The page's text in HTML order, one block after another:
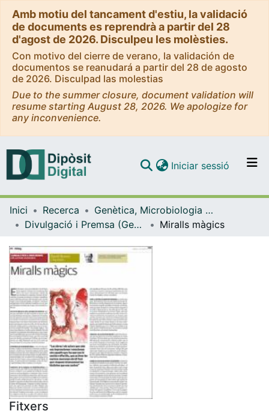
Amb motiu del tancament d'estiu, la validació
de documents es reprendrà a partir del 28
d'agost de 2026. Disculpeu les molèsties.
Con motivo del cierre de verano, la validación de
documentos se reanudará a partir del 28 de agosto
de 2026. Disculpad las molestias
Due to the summer closure, document validation will
resume starting August 28, 2026. We apologize for
any inconvenience.
Navega per tot el DD
Contacte
Iniciar sessió (current)
Inici Recerca
Genètica, Microbiologia i Estadística
Divulgació i Premsa (Genètica, Microbiologia i Estadística)
Miralls màgics
Fitxers